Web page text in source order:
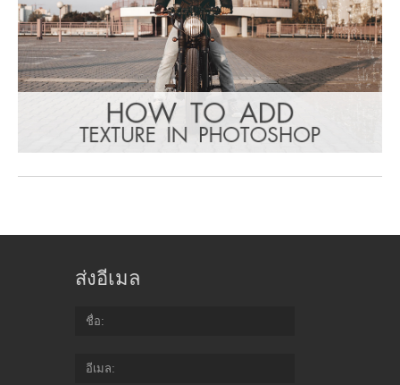
ส่งอีเมล
ชื่อ
อีเมล